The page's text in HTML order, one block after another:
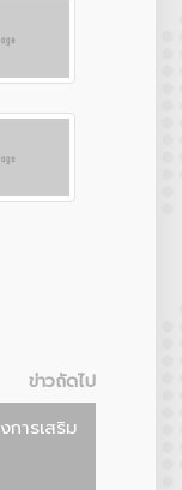
ข่าวถัดไป
ารเสริม